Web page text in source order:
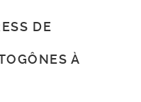
DE
À